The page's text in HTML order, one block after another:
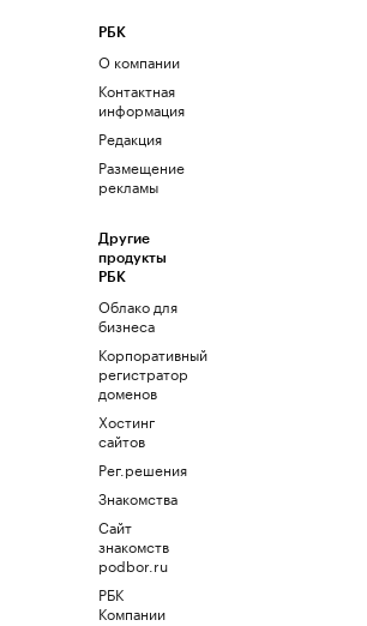
РБК
О компании
Контактная
информация
Редакция
Размещение
рекламы
Другие
продукты
РБК
Облако для
бизнеса
Корпоративный
регистратор
доменов
Хостинг
сайтов
Рег.решения
Знакомства
Сайт
знакомств
podbor.ru
РБК
Компании